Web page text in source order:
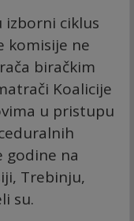
izborni ciklus
komisije ne
biračkim
Koalicije
u pristupu
godine na
Trebinju,
su.